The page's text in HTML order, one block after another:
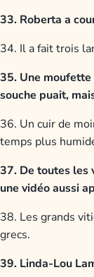
33. Roberta a
34. Il a fait trois
35. Une moufette
souche puait,
36. Un cuir de
temps plus
37. De toutes les
une vidéo aussi
38. Les grands
grecs.
39. Linda-Lou